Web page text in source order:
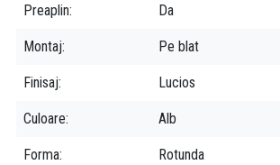
Preaplin Da
Montaj Pe blat
Finisaj Lucios
Culoare Alb
Forma Rotunda